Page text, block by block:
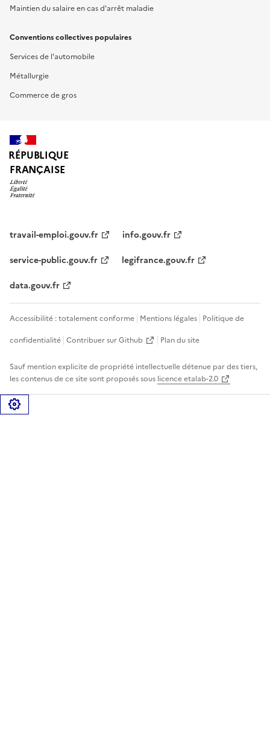
Maintien du salaire en cas d'arrêt maladie
Conventions collectives populaires
Services de l'automobile
Métallurgie
Commerce de gros
RÉPUBLIQUE
FRANÇAISE
travail-emploi.gouv.fr
info.gouv.fr
service-public.gouv.fr
legifrance.gouv.fr
data.gouv.fr
Accessibilité : totalement conforme Mentions légales Politique de
confidentialité Contribuer sur Github Plan du site
Sauf mention explicite de propriété intellectuelle détenue par des tiers,
les contenus de ce site sont proposés sous licence etalab-2.0
Gérer les cookies